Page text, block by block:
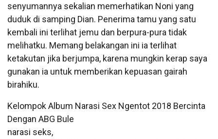
senyumannya sekalian memerhatikan Noni yang
duduk di samping Dian. Penerima tamu yang satu
kembali ini terlihat jemu dan berpura-pura tidak
melihatku. Memang belakangan ini ia terlihat
ketakutan jika berjumpa, karena mungkin kerap saya
gunakan ia untuk memberikan kepuasan gairah
birahiku.
Kelompok Album Narasi Sex Ngentot 2018 Bercinta
Dengan ABG Bule
narasi seks,